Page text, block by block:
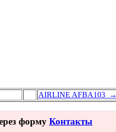
AIRLINE AFBA103 →
форму Контакты